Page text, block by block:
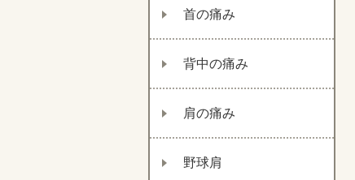
首の痛み
背中の痛み
肩の痛み
野球肩